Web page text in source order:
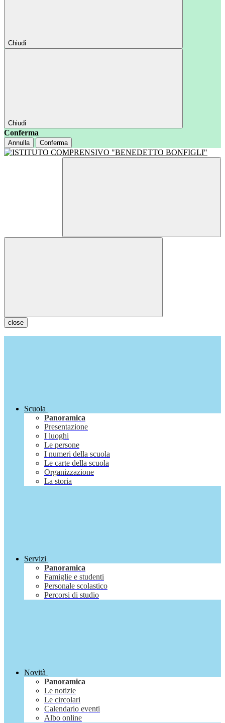
Chiudi
Chiudi
Conferma
Annulla Conferma
close
Scuola
Panoramica
Presentazione
I luoghi
Le persone
I numeri della scuola
Le carte della scuola
Organizzazione
La storia
Servizi
Panoramica
Famiglie e studenti
Personale scolastico
Percorsi di studio
Novità
Panoramica
Le notizie
Le circolari
Calendario eventi
Albo online